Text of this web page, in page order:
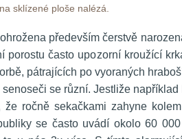
sklízené ploše nalézá.
především čerstvě
porostu často upozorní kroužící
pátrajících po vyoraných
se různí. Jestliže například
ročně sekačkami zahyne
se často uvádí okolo 60 000